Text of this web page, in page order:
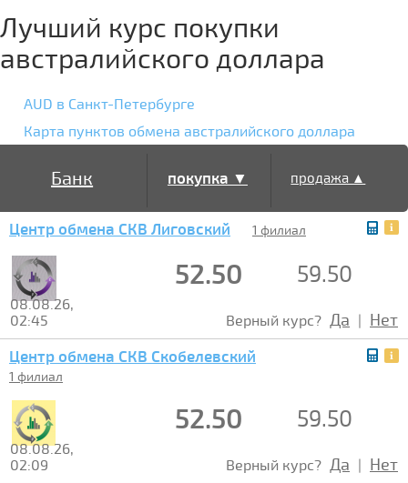
Лучший курс покупки
австралийского доллара
AUD в Санкт-Петербурге
Карта пунктов обмена австралийского доллара
Банк покупка ▼ продажа ▲
Центр обмена СКВ Лиговский 1 филиал
52.50 59.50
08.08.26,
02:45
Верный курс? Да | Нет
Центр обмена СКВ Скобелевский
1 филиал
52.50 59.50
08.08.26,
02:09
Верный курс? Да | Нет